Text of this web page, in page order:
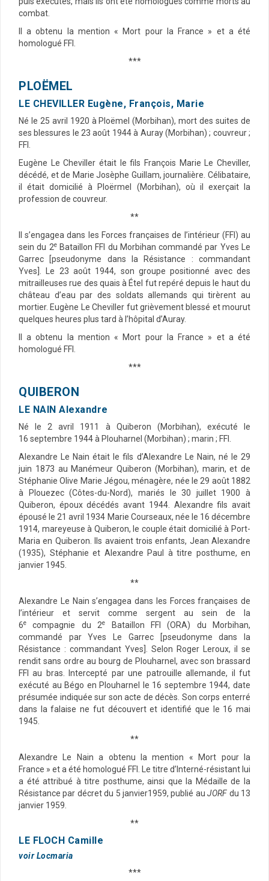
combat.
Il a obtenu la mention « Mort pour la France » et a été
homologué FFI.
***
PLOËMEL
LE CHEVILLER Eugène, François, Marie
Né le 25 avril 1920 à Ploëmel (Morbihan), mort des suites de
ses blessures le 23 août 1944 à Auray (Morbihan) ; couvreur ;
FFI.
Eugène Le Cheviller était le fils François Marie Le Cheviller,
décédé, et de Marie Josèphe Guillam, journalière. Célibataire,
il était domicilié à Ploërmel (Morbihan), où il exerçait la
profession de couvreur.
**
Il s’engagea dans les Forces françaises de l’intérieur (FFI) au
sein du 2e Bataillon FFI du Morbihan commandé par Yves Le
Garrec [pseudonyme dans la Résistance : commandant
Yves]. Le 23 août 1944, son groupe positionné avec des
mitrailleuses rue des quais à Étel fut repéré depuis le haut du
château d’eau par des soldats allemands qui tirèrent au
mortier. Eugène Le Cheviller fut grièvement blessé et mourut
quelques heures plus tard à l’hôpital d’Auray.
Il a obtenu la mention « Mort pour la France » et a été
homologué FFI.
***
QUIBERON
LE NAIN Alexandre
Né le 2 avril 1911 à Quiberon (Morbihan), exécuté le
16 septembre 1944 à Plouharnel (Morbihan) ; marin ; FFI.
Alexandre Le Nain était le fils d’Alexandre Le Nain, né le 29
juin 1873 au Manémeur Quiberon (Morbihan), marin, et de
Stéphanie Olive Marie Jégou, ménagère, née le 29 août 1882
à Plouezec (Côtes-du-Nord), mariés le 30 juillet 1900 à
Quiberon, époux décédés avant 1944. Alexandre fils avait
épousé le 21 avril 1934 Marie Courseaux, née le 16 décembre
1914, mareyeuse à Quiberon, le couple était domicilié à Port-
Maria en Quiberon. Ils avaient trois enfants, Jean Alexandre
(1935), Stéphanie et Alexandre Paul à titre posthume, en
janvier 1945.
**
Alexandre Le Nain s’engagea dans les Forces françaises de
l’intérieur et servit comme sergent au sein de la
6e compagnie du 2e
Bataillon FFI (ORA) du Morbihan,
commandé par Yves Le Garrec [pseudonyme dans la
Résistance : commandant Yves]. Selon Roger Leroux, il se
rendit sans ordre au bourg de Plouharnel, avec son brassard
FFI au bras. Intercepté par une patrouille allemande, il fut
exécuté au Bégo en Plouharnel le 16 septembre 1944, date
présumée indiquée sur son acte de décès. Son corps enterré
dans la falaise ne fut découvert et identifié que le 16 mai
1945.
**
Alexandre Le Nain a obtenu la mention « Mort pour la
France » et a été homologué FFI. Le titre d’Interné-résistant lui
a été attribué à titre posthume, ainsi que la Médaille de la
Résistance par décret du 5 janvier1959, publié auJORF du 13
janvier 1959.
**
LE FLOCH Camille
voir Locmaria
***